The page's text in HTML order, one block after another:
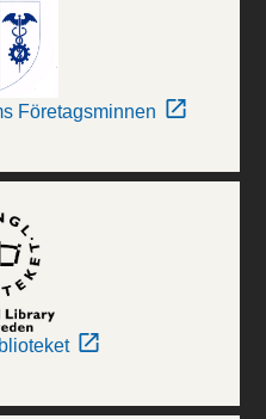
Företagsminnen